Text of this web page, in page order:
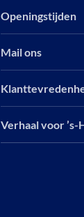
Openingstijden
Mail ons
Verhaal voor